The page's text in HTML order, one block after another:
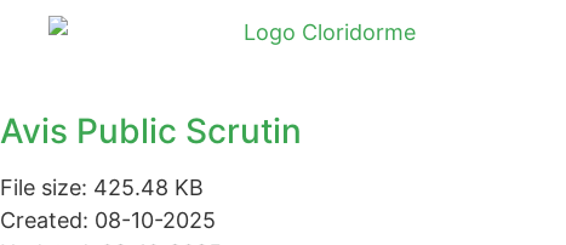
Avis Public Scrutin
File size: 425.48 KB
Created: 08-10-2025